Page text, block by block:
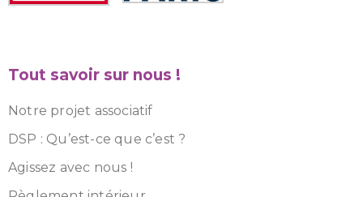
Tout savoir sur nous !
Notre projet associatif
DSP : Qu’est-ce que c’est ?
Agissez avec nous !